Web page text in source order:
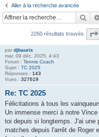
Aller à la recherche avancée
2260 résultats trouvés
par djbauris
mar. 09 déc. 2025, 4:43
Forum : Tennis Coach
Sujet : TC 2025
Réponses : 143
Vues : 327619
Re: TC 2025
Félicitations à tous les
Un immense merci à notre
toi depuis si longtemps. J'ai une
matches depuis l'arrêt de Roger